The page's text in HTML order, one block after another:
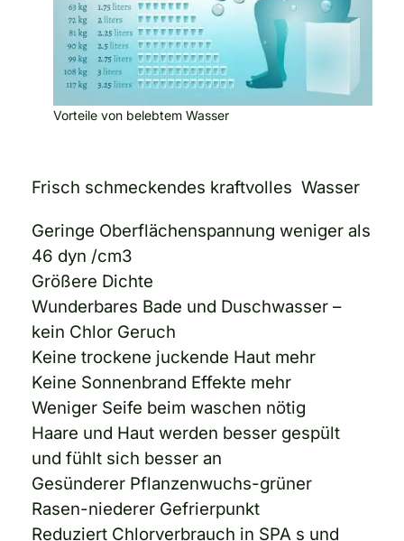
Vorteile von belebtem Wasser
Frisch schmeckendes kraftvolles Wasser
Geringe Oberflächenspannung weniger als
46 dyn /cm3
Größere Dichte
Wunderbares Bade und Duschwasser –
kein Chlor Geruch
Keine trockene juckende Haut mehr
Keine Sonnenbrand Effekte mehr
Weniger Seife beim waschen nötig
Haare und Haut werden besser gespült
und fühlt sich besser an
Gesünderer Pflanzenwuchs-grüner
Rasen-niederer Gefrierpunkt
Reduziert Chlorverbrauch in SPA s und